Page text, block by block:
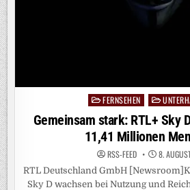
PostedFERNSEHEN
Gemeinsam stark: RTL+ Sky
11,41 Millionen
RSS-FEED 8.
RTL Deutschland GmbH
Sky D wachsen bei Nutzung und